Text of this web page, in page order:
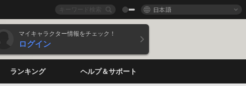
日本語
マイキャラクター情報をチェック！
ログイン
ランキング ヘルプ＆サポート